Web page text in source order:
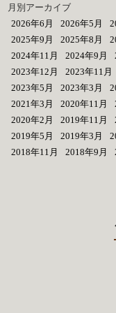
月別アーカイブ
2026年6月
2026年5月
2025年9月
2025年8月
2024年11月
2024年9月
2023年12月
2023年11月
2023年5月
2023年3月
2021年3月
2020年11月
2020年2月
2019年11月
2019年5月
2019年3月
2018年11月
2018年9月